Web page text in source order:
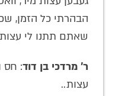
הבהרתי כל הזמן,
שאתם תתנו לי
ר' מרדכי בן דוד: חס
עצות..